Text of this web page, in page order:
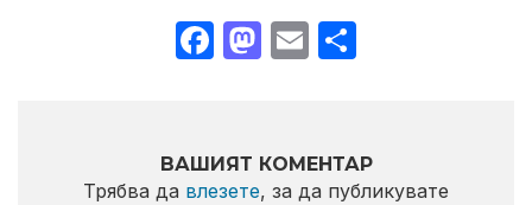
Facebook
Mastodon
Email
ВАШИЯТ КОМЕНТАР
Трябва да влезете, за да публикувате